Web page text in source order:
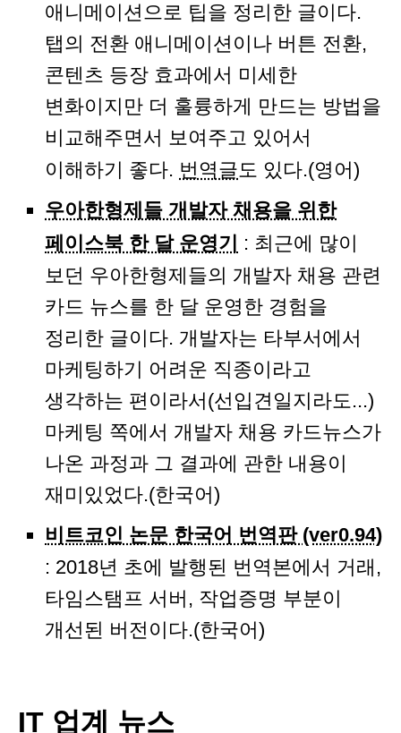
애니메이션으로 팁을 정리한 글이다.
탭의 전환 애니메이션이나 버튼 전환,
콘텐츠 등장 효과에서 미세한
변화이지만 더 훌륭하게 만드는 방법을
비교해주면서 보여주고 있어서
이해하기 좋다. 번역글도 있다.(영어)
우아한형제들 개발자 채용을 위한
페이스북 한 달 운영기
: 최근에 많이
보던 우아한형제들의 개발자 채용 관련
카드 뉴스를 한 달 운영한 경험을
정리한 글이다. 개발자는 타부서에서
마케팅하기 어려운 직종이라고
생각하는 편이라서(선입견일지라도...)
마케팅 쪽에서 개발자 채용 카드뉴스가
나온 과정과 그 결과에 관한 내용이
재미있었다.(한국어)
비트코인 논문 한국어 번역판 (ver0.94)
: 2018년 초에 발행된 번역본에서 거래,
타임스탬프 서버, 작업증명 부분이
개선된 버전이다.(한국어)
IT 업계 뉴스